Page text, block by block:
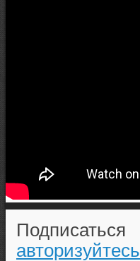
Подписаться
авторизуйтесь